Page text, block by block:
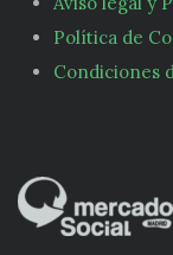
Política de
Condiciones